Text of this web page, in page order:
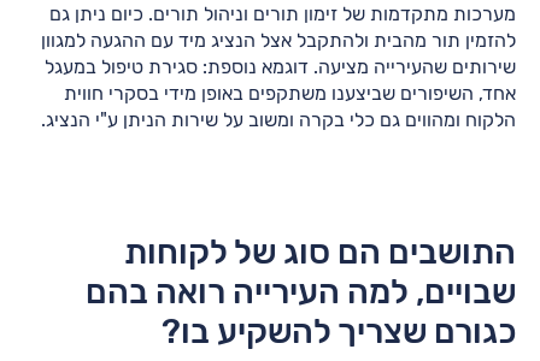
מערכות מתקדמות של זימון תורים וניהול תורים. כיום ניתן גם
להזמין תור מהבית ולהתקבל אצל הנציג מיד עם ההגעה למגוון
שירותים שהעירייה מציעה. דוגמא נוספת: סגירת טיפול במעגל
אחד, השיפורים שביצענו משתקפים באופן מידי בסקרי חווית
הלקוח ומהווים גם כלי בקרה ומשוב על שירות הניתן ע"י הנציג.
התושבים הם סוג של לקוחות
שבויים, למה העירייה רואה בהם
כגורם שצריך להשקיע בו?